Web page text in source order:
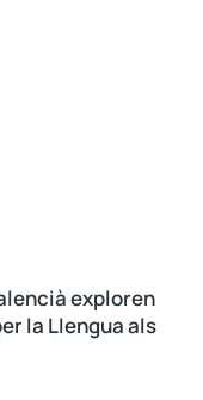
exploren
la Llengua als